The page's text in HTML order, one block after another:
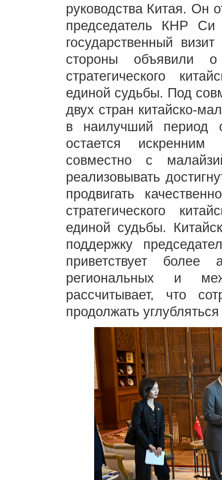
руководства Китая. Он
председатель КНР
государственный
стороны объявили о
стратегического
единой судьбы. Под
двух стран китайско-
в наилучший период
остается
совместно с
реализовывать
продвигать
стратегического
единой судьбы.
поддержку
приветствует
региональных и
рассчитывает, что
продолжать